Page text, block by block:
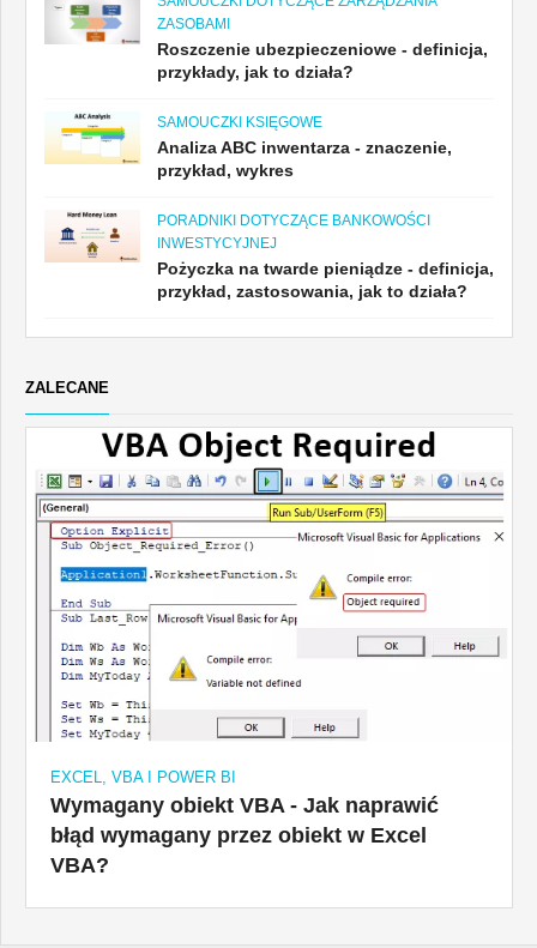
ZASOBAMI
Roszczenie ubezpieczeniowe - definicja,
przykłady, jak to działa?
SAMOUCZKI KSIĘGOWE
Analiza ABC inwentarza - znaczenie,
przykład, wykres
PORADNIKI DOTYCZĄCE BANKOWOŚCI
INWESTYCYJNEJ
Pożyczka na twarde pieniądze - definicja,
przykład, zastosowania, jak to działa?
ZALECANE
EXCEL, VBA I POWER BI
Wymagany obiekt VBA - Jak naprawić
błąd wymagany przez obiekt w Excel
VBA?